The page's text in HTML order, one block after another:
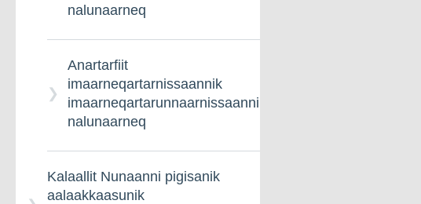
nalunaarneq
Anartarfiit
imaarneqartarnissaannik
imaarneqartarunnaarnissaannillu
nalunaarneq
Kalaallit Nunaanni pigisanik
aalaakkaasunik